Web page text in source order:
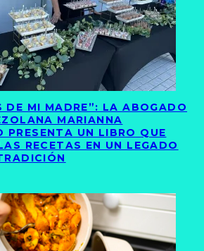
DE MI MADRE”: LA ABOGADO
MARIANNA
PRESENTA UN LIBRO QUE
RECETAS EN UN LEGADO